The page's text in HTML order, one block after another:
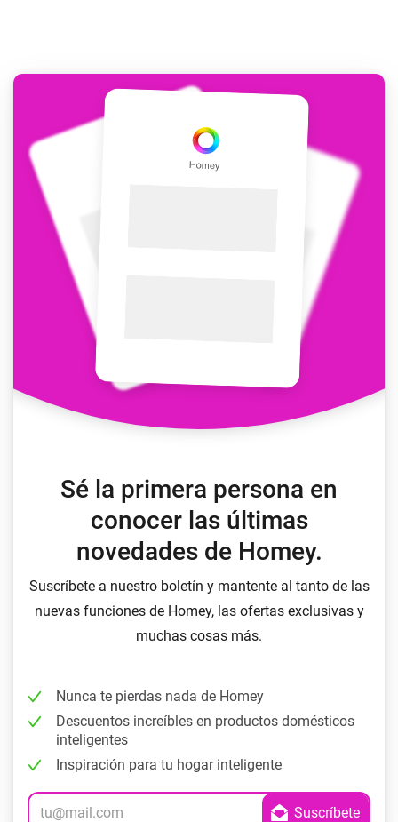
Sé la primera persona en
conocer las últimas
novedades de Homey.
Suscríbete a nuestro boletín y mantente al tanto de las
nuevas funciones de Homey, las ofertas exclusivas y
muchas cosas más.
Nunca te pierdas nada de Homey
Descuentos increíbles en productos domésticos
inteligentes
Inspiración para tu hogar inteligente